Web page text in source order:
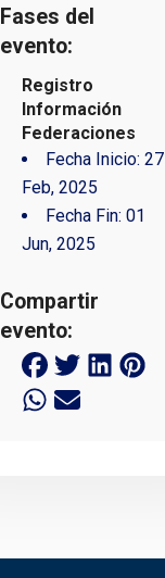
Fases del
evento:
Registro
Información
Federaciones
Fecha Inicio: 27
Feb, 2025
Fecha Fin: 01
Jun, 2025
Compartir
evento: